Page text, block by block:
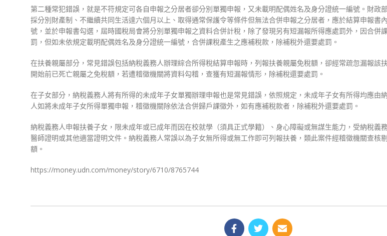
第二種常犯錯誤，就是不符規定可各自申報之分居者卻分別單獨申報，又未載明配偶姓名及身分證統一編號。財政
採分別財產制、不繼續共同生活達六個月以上、取得通常保護令等條件但無法合併申報之分居者，應於結算申報書
號，並於申報書勾選，屆時國稅局會將分別單獨申報之資料合併計稅，除了發現另有短漏報所得應處罰外，因合併
罰，但如未依規定載明配偶姓名及身分證統一編號，合併課稅產生之應補稅款，除補稅外還要處罰。
在扶養親屬部分，常見錯誤包括納稅義務人辦理綜合所得稅結算申報時，列報扶養親屬免稅額，卻經常疏忽漏報該
開始前已死亡親屬之免稅額，若遭稽徵機關將資料勾稽，查獲有短漏報情形，除補稅還要處罰。
在子女部分，納稅義務人將有所得的未成年子女單獨辦理申報也是常見錯誤，依照規定，未成年子女有所得均應由
人如將未成年子女所得單獨申報，稽徵機關除依法合併歸戶課徵外，如有應補稅款者，除補稅外還要處罰。
納稅義務人申報扶養子女，限未成年或已成年而因在校就學（須具正式學籍）、身心障礙或無謀生能力，受納稅義
醫師證明或其他適當證明文件。納稅義務人常誤以為子女無所得或無工作即可列報扶養，類此案件經稽徵機關查核
額。
https://money.udn.com/money/story/6710/8765744